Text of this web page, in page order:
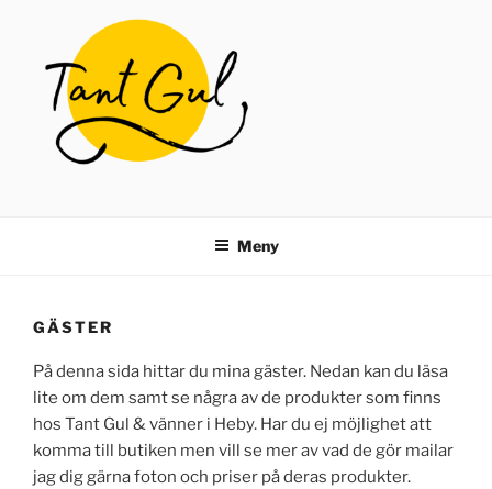
innehåll
Meny
GÄSTER
På denna sida hittar du mina gäster. Nedan kan du läsa
lite om dem samt se några av de produkter som finns
hos Tant Gul & vänner i Heby. Har du ej möjlighet att
komma till butiken men vill se mer av vad de gör mailar
jag dig gärna foton och priser på deras produkter.